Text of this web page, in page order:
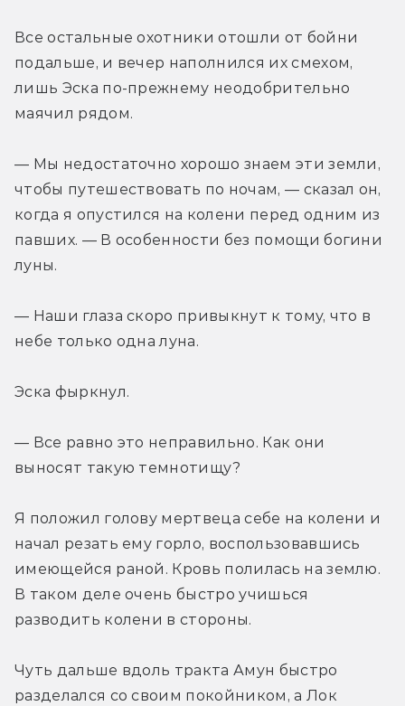
Все остальные охотники отошли от бойни
подальше, и вечер наполнился их смехом,
лишь Эска по-прежнему неодобрительно
маячил рядом.
— Мы недостаточно хорошо знаем эти земли,
чтобы путешествовать по ночам, — сказал он,
когда я опустился на колени перед одним из
павших. — В особенности без помощи богини
луны.
— Наши глаза скоро привыкнут к тому, что в
небе только одна луна.
Эска фыркнул.
— Все равно это неправильно. Как они
выносят такую темнотищу?
Я положил голову мертвеца себе на колени и
начал резать ему горло, воспользовавшись
имеющейся раной. Кровь полилась на землю.
В таком деле очень быстро учишься
разводить колени в стороны.
Чуть дальше вдоль тракта Амун быстро
разделался со своим покойником, а Лок